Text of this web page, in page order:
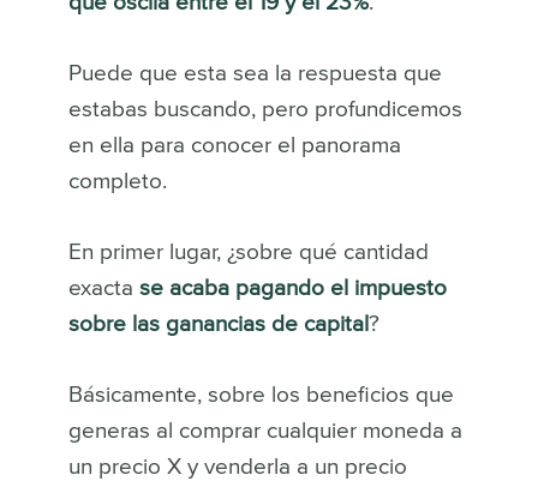
Puede que esta sea la respuesta que
estabas buscando, pero profundicemos
en ella para conocer el panorama
completo.
En primer lugar, ¿sobre qué cantidad
exacta se acaba pagando el impuesto
sobre las ganancias de capital ?
Básicamente, sobre los beneficios que
generas al comprar cualquier moneda a
un precio X y venderla a un precio